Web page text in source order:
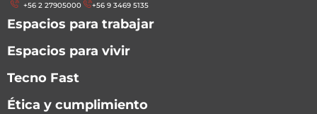
+56 2 27905000
+56 9 3469 5135
Espacios para trabajar
Espacios para vivir
Tecno Fast
Ética y cumplimiento